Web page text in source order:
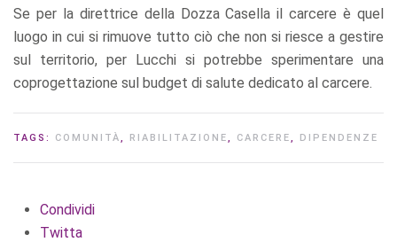
Se per la direttrice della Dozza Casella il carcere è quel
luogo in cui si rimuove tutto ciò che non si riesce a gestire
sul territorio, per Lucchi si potrebbe sperimentare una
coprogettazione sul budget di salute dedicato al carcere.
TAGS: COMUNITÀ, RIABILITAZIONE, CARCERE, DIPENDENZE
Condividi
Twitta